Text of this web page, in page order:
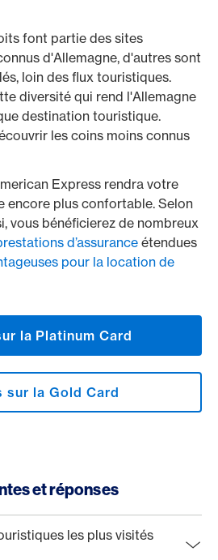
font partie des sites
d'Allemagne, d'autres sont
loin des flux touristiques.
diversité qui rend l'Allemagne
destination touristique.
les coins moins connus
Express rendra votre
encore plus confortable. Selon
vous bénéficierez de nombreux
d’assurance étendues
pour la location de
la Platinum Card
sur la Gold Card
et réponses
les plus visités